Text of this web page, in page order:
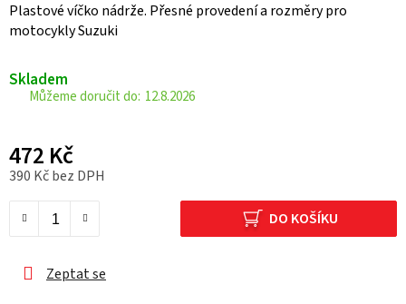
Plastové víčko nádrže. Přesné provedení a rozměry pro
motocykly Suzuki
Skladem
12.8.2026
472 Kč
390 Kč bez DPH
DO KOŠÍKU
Zeptat se